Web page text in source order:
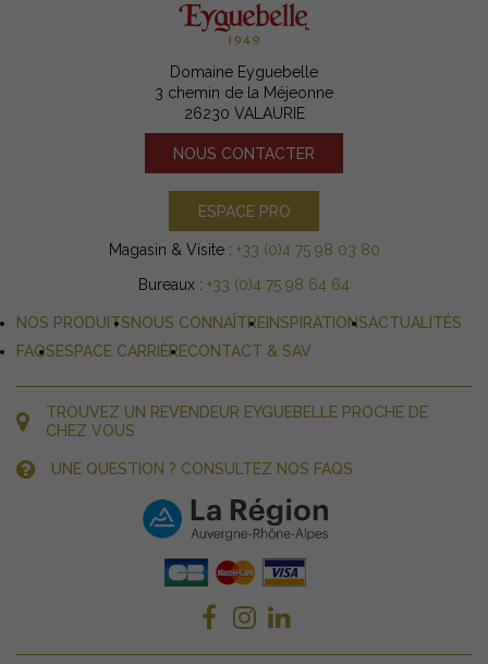
Domaine Eyguebelle
3 chemin de la Méjeonne
26230 VALAURIE
NOUS CONTACTER
ESPACE PRO
Magasin & Visite : +33 (0)4 75 98 03 80
Bureaux : +33 (0)4 75 98 64 64
NOS PRODUITSNOUS CONNAÎTRE INSPIRATIONSACTUALITÉS
FAQSESPACE CARRIÈRECONTACT & SAV
TROUVEZ UN REVENDEUR EYGUEBELLE PROCHE DE
CHEZ VOUS
UNE QUESTION ? CONSULTEZ NOS FAQS